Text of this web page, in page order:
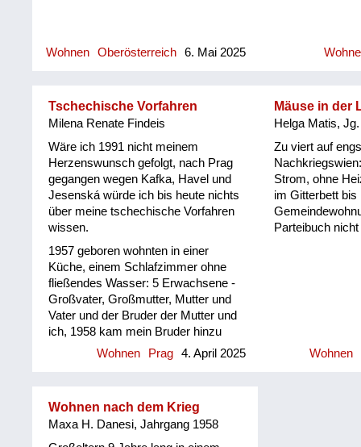
Ich...
rücken. Sobald
eigenständige
historischen
sich Beruf,
zu einem
meinen Enkelkindern und können
konnte.
Wohnen Oberösterreich 6. Mai 2025
Großmutter,
Klo zu gehen.
andere
ob sie wo Nazis
lang waren
Offiziere
sie auf die alten
geschossen
nicht
Tschechische Vorfahren
Milena Renate Findeis
Wäre ich 1991 nicht meinem
Herzenswunsch gefolgt, nach Prag
gegangen wegen Kafka, Havel und
Jesenská würde ich bis heute nichts
über meine tschechische Vorfahren
wissen.
1957 geboren wohnten in einer
Küche, einem Schlafzimmer ohne
fließendes Wasser: 5 Erwachsene -
Großvater, Großmutter, Mutter und
Vater und der Bruder der Mutter und
ich, 1958 kam mein Bruder hinzu
Wohnen
Prag 4. April 2025
Mäuse in der
Helga Matis,
Zu viert auf
Strom, ohne
im Gitterbett bis
Parteibuch
Wohnen
Wohnen nach dem Krieg
Maxa H. Danesi, Jahrgang 1958